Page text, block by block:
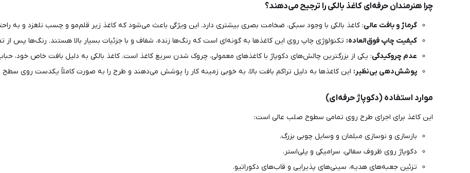
چرا هنرمندان حرفه‌ای کاغذ بالکی را ترجیح می‌دهند؟
گرماژ و بافت عالی: کاغذ بالکی با وجود سبکی، ضخامت بصری بیشتری دارد. این ویژگی باعث می‌شود که کاغذ زیر قلم‌مو و چسب نلغزد و به
کیفیت چاپ فوق‌العاده: تکنولوژی چاپ روی این کاغذها به گونه‌ای است که رنگ‌ها زنده، شفاف و با جزئیات بسیار بالا هستند. رنگ‌ها پس
عدم چروکیدگی: یکی از بزرگترین چالش‌های دکوپاژ با کاغذهای معمولی، چروک شدن سریع کاغذ است. کاغذ بالکی به دلیل بافت خاص خود،
پوشش‌دهی بی‌نظیر: این کاغذها به دلیل تراکم بافت بالا، به خوبی زمینه کار را پوشش می‌دهند و طرح را به صورت کاملاً یکدست روی
موارد استفاده (دکوپاژ حرفه‌ای)
این کاغذ برای اجرای طرح روی تمامی سطوح صلب عالی است:
بازسازی و نوسازی مبلمان و وسایل چوبی بزرگ.
دکوپاژ روی ظروف سفالی، سرامیکی و پلی‌استر.
تزئین جعبه‌های هدیه، سینی‌های پذیرایی و قاب‌های دکوراتیو.